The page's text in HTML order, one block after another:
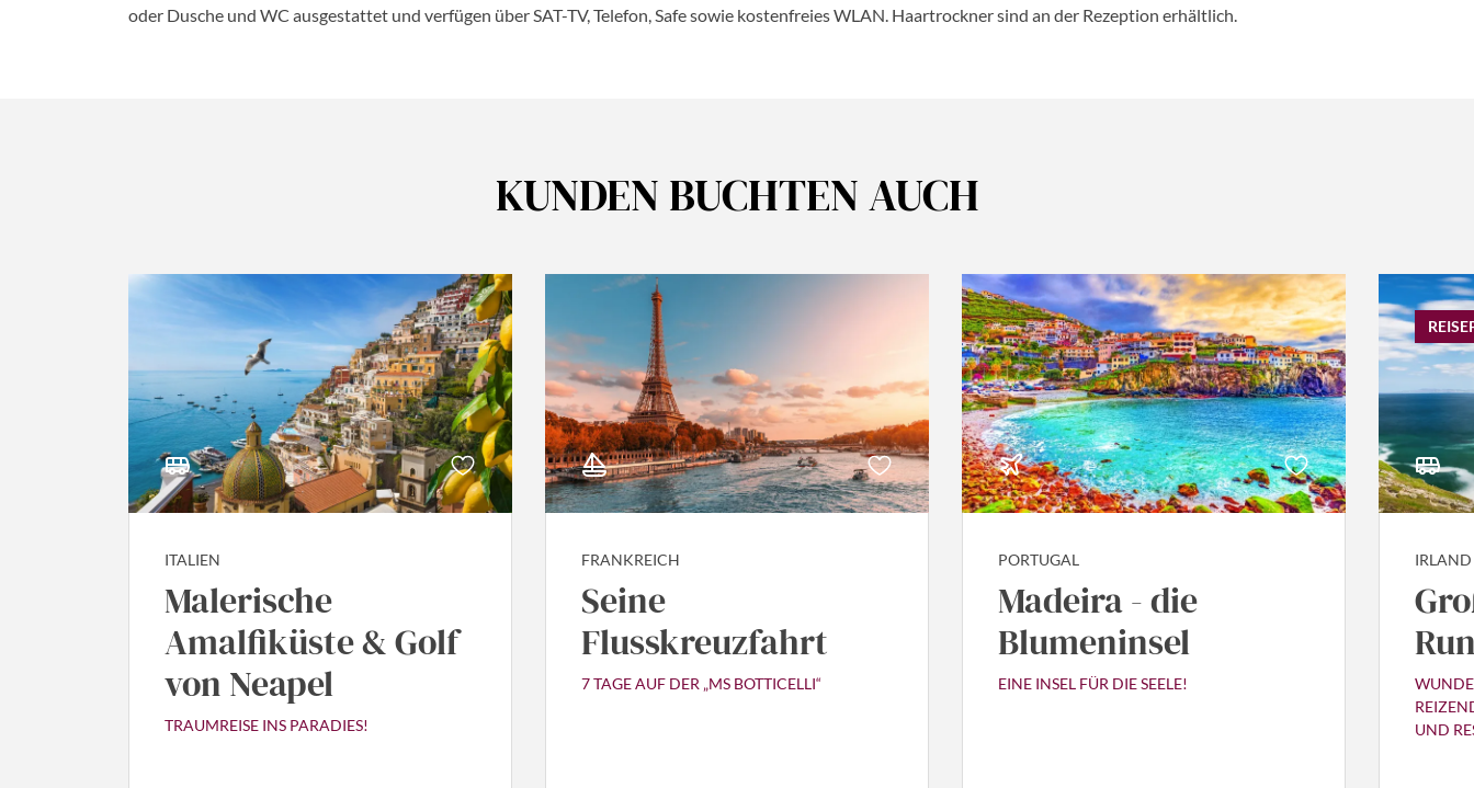
oder Dusche und WC ausgestattet und verfügen über SAT-TV, Telefon, Safe sowie kostenfreies WLAN. Haartrockner sind an der Rezeption erhältlich.
KUNDEN BUCHTEN AUCH
ITALIEN
Malerische
Amalfiküste & Golf
von Neapel
TRAUMREISE INS PARADIES!
FRANKREICH
Seine
Flusskreuzfahrt
7 TAGE AUF DER „MS BOTTICELLI“
PORTUGAL
Madeira - die
Blumeninsel
EINE INSEL FÜR DIE SEELE!
IRLAND
UND